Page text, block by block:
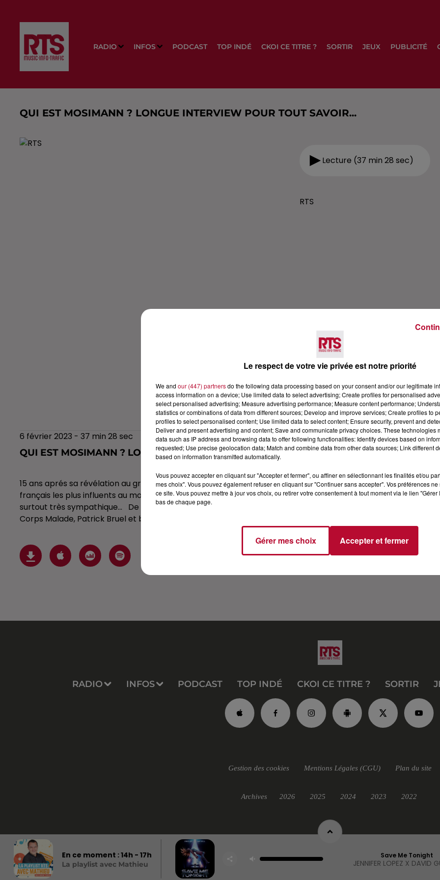
RADIO INFOS PODCAST TOP INDÉ CKOI CE TITRE ? SORTIR JEUX PUBLICITÉ
QUI EST MOSIMANN ? LONGUE INTERVIEW POUR TOUT SAVOIR...
Lecture (37 min 28 sec)
RTS
6 février 2023 - 37 min 28 sec
QUI EST MOSIMANN ? LONGUE INTERVIEW POUR TOUT SAVOIR...
15 ans aprés sa révélation au grand public grâce à l'émission Star Academy, le chanteur Quentin Mosimann
français les plus influents au monde !!! Mais connaissez-vous vraiment Mosimann ? Nico est allé à sa
surtout très sympathique... De son dernier succès "Dancing On My Own" à ses débuts dans la Star
Corps Malade, Patrick Bruel et bien d'autres, Mosi vous dit tout...
RADIO INFOS PODCAST TOP INDÉ CKOI CE TITRE ? SORTIR
En ce moment :14h - 17h
La playlist avec Mathieu
Save Me Tonight
JENNIFER LOPEZ X DAVID
Gestion des cookies Mentions Légales (CGU) Plan du site
Archives 2026 2025 2024 2023 2022
Le respect de votre vie privée est notre priorité
We and our (447) partnersdo the following data processing based on your consent and/or our legitimate
access information on a device; Use limited data to select advertising; Create profiles for personalised
select personalised advertising; Measure advertising performance; Measure content performance;
statistics or combinations of data from different sources; Develop and improve services; Create profiles to
profiles to select personalised content; Use limited data to select content; Ensure security, prevent and
Deliver and present advertising and content; Save and communicate privacy choices. These technologies
data such as IP address and browsing data to offer following functionalities: Identify devices based on
requested; Use precise geolocation data; Match and combine data from other data sources; Link different
based on information transmitted automatically.
Vous pouvez accepter en cliquant sur "Accepter et fermer", ou affiner en sélectionnant les finalités et/ou
mes choix". Vous pouvez également refuser en cliquant sur "Continuer sans accepter". Vos préférences
ce site. Vous pouvez mettre à jour vos choix, ou retirer votre consentement à tout moment via le lien
bas de chaque page.
Gérer mes choix Accepter et fermer